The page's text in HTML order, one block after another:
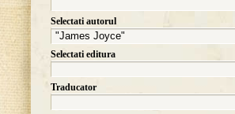
Selectati autorul
Selectati editura
Traducator